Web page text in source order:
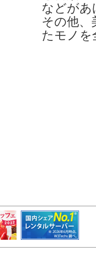
などがあ
その他、
たモノを